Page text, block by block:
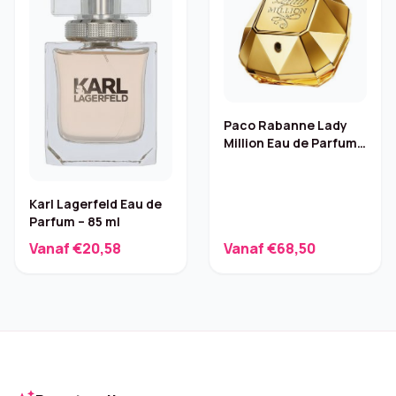
Karl Lagerfeld Eau de
Parfum – 85 ml
Vanaf €20,58
Paco Rabanne Lady
Million Eau de Parfum –
Vanaf €68,50